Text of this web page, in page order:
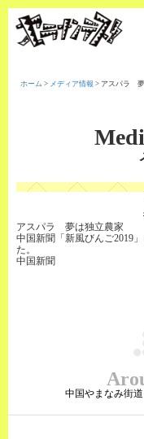
ホーム > メディア情報 > アスパラ
アスパラ 夢は独立農家
中国新聞「新風びんご2019
た。
中国新聞
中国やまなみ街